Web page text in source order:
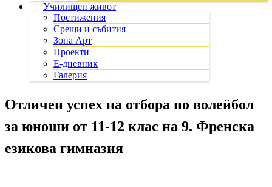
Училищен живот
Постижения
Срещи и събития
Зона Арт
Проекти
Е-дневник
Галерия
Отличен успех на отбора по волейбол
за юноши от 11-12 клас на 9. Френска
езикова гимназия